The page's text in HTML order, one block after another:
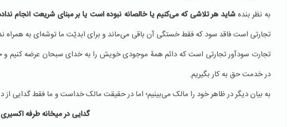
به نظر بندهشاید هر تلاشی که می‌کنیم یا خالصانه نبوده است یا بر مبنای شریعت انجام
تجارتی است فاقد سود که فقط خستگی آن باقی می‌ماند و برای ابدیّت ما توشه‌ای به همراه
تجارت سودآور تجارتی است که دائم همۀ موجودی خویش را به خدای سبحان عرضه کنیم و
در خدمت حق به کار بگیریم.
به بیان دیگر در ظاهر خود را مالک می‌بینیم؛ اما در حقیقت مالک خداست و ما فقط گدایی از
گدایی در میخانه طرفه